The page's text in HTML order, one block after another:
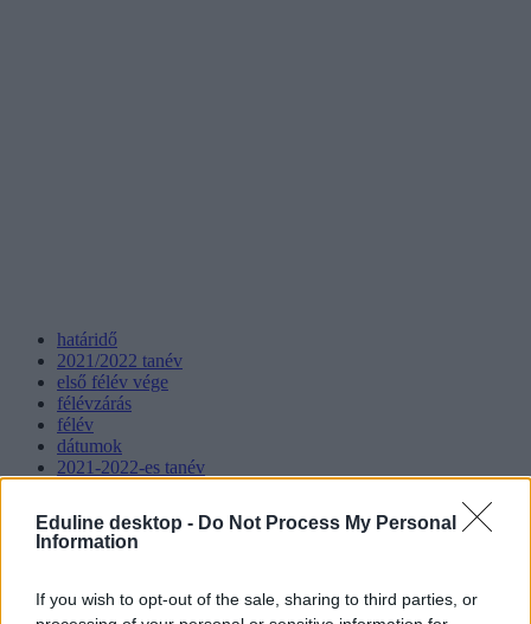
Eduline desktop - Do Not Process My Personal
Information
If you wish to opt-out of the sale, sharing to third parties, or
határidő
2021/2022 tanév
első félév vége
félévzárás
félév
dátumok
2021-2022-es tanév